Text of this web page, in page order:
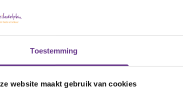
Toestemming
website maakt gebruik van cookies
voor preventie, ondersteuning, hulp en zorg
op het gebied van jeugdhulp treffen;
en jeugdreclassering
de aanpak van kindermishandeling
met andere sectoren zoals zorg,